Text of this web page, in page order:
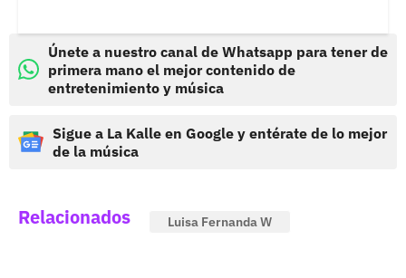
Únete a nuestro canal de Whatsapp para tener de
primera mano el mejor contenido de
entretenimiento y música
Sigue a La Kalle en Google y entérate de lo mejor
de la música
Relacionados Luisa Fernanda W